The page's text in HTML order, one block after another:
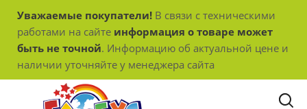
Уважаемые покупатели! В связи с техническими
работами на сайте информация о товаре может
быть не точной. Информацию об актуальной цене и
наличии уточняйте у менеджера сайта